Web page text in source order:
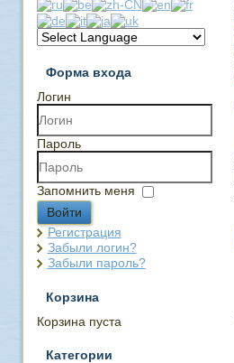
Форма входа
Логин
Пароль
Запомнить меня
Войти
Регистрация
Забыли логин?
Забыли пароль?
Корзина
Корзина пуста
Категории